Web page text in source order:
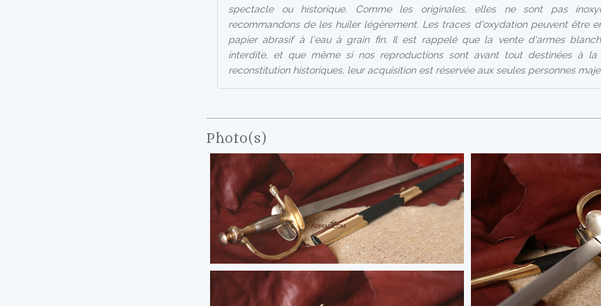
spectacle ou historique. Comme les originales, elles ne sont pas
recommandons de les huiler légèrement. Les traces d'oxydation peuvent être
papier abrasif à l'eau à grain fin. Il est rappelé que la vente d'armes
interdite, et que même si nos reproductions sont avant tout destinées à
reconstitution historiques, leur acquisition est réservée aux seules personnes
Photo(s)